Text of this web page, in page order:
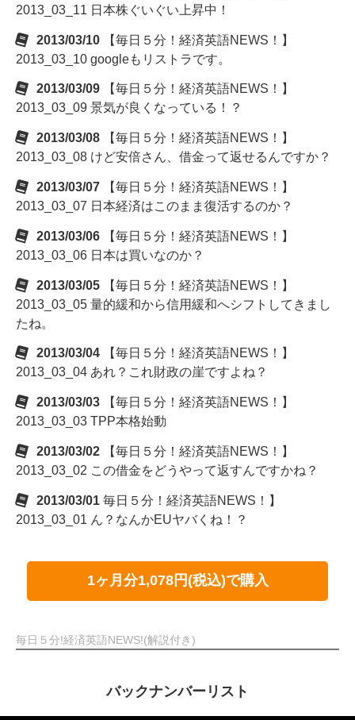
2013_03_11 日本株ぐいぐい上昇中！
2013/03/10
【毎日５分！経済英語NEWS！】
2013_03_10 googleもリストラです。
2013/03/09
【毎日５分！経済英語NEWS！】
2013_03_09 景気が良くなっている！？
2013/03/08
【毎日５分！経済英語NEWS！】
2013_03_08 けど安倍さん、借金って返せるんですか？
2013/03/07
【毎日５分！経済英語NEWS！】
2013_03_07 日本経済はこのまま復活するのか？
2013/03/06
【毎日５分！経済英語NEWS！】
2013_03_06 日本は買いなのか？
2013/03/05
【毎日５分！経済英語NEWS！】
2013_03_05 量的緩和から信用緩和へシフトしてきまし
たね。
2013/03/04
【毎日５分！経済英語NEWS！】
2013_03_04 あれ？これ財政の崖ですよね？
2013/03/03
【毎日５分！経済英語NEWS！】
2013_03_03 TPP本格始動
2013/03/02
【毎日５分！経済英語NEWS！】
2013_03_02 この借金をどうやって返すんですかね？
2013/03/01 毎日５分！経済英語NEWS！】
2013_03_01 ん？なんかEUヤバくね！？
1ヶ月分1,078円(税込)で購入
毎日５分!経済英語NEWS!(解説付き)
バックナンバーリスト